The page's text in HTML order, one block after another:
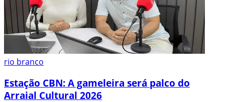
rio branco
Estação CBN: A gameleira será palco do
Arraial Cultural 2026